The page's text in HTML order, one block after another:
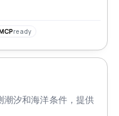
ready
潮汐和海洋条件，提供